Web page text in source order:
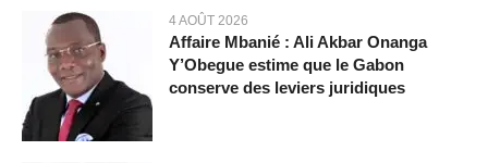
4 AOÛT 2026
Affaire Mbanié : Ali Akbar Onanga
Y’Obegue estime que le Gabon
conserve des leviers juridiques